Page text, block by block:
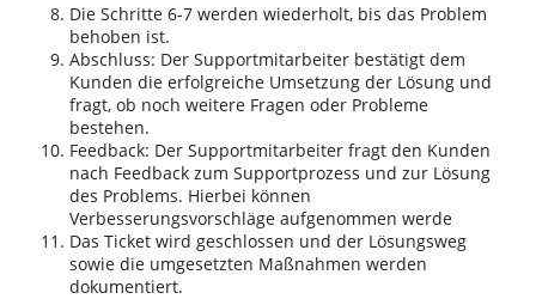
Die Schritte 6-7 werden wiederholt, bis das Problem
behoben ist.
Abschluss: Der Supportmitarbeiter bestätigt dem
Kunden die erfolgreiche Umsetzung der Lösung und
fragt, ob noch weitere Fragen oder Probleme
bestehen.
Feedback: Der Supportmitarbeiter fragt den Kunden
nach Feedback zum Supportprozess und zur Lösung
des Problems. Hierbei können
Verbesserungsvorschläge aufgenommen werde
Das Ticket wird geschlossen und der Lösungsweg
sowie die umgesetzten Maßnahmen werden
dokumentiert.